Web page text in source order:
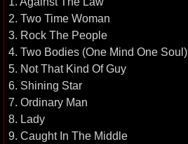
2. Two Time Woman
3. Rock The People
4. Two Bodies (One Mind One Soul)
5. Not That Kind Of Guy
6. Shining Star
7. Ordinary Man
8. Lady
9. Caught In The Middle